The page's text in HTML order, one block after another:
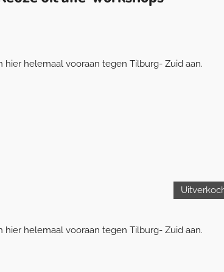
helemaal vooraan tegen Tilburg- Zuid aan.
helemaal vooraan tegen Tilburg- Zuid aan.